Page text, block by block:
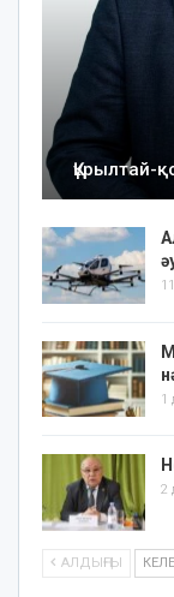
Құрылтай-
1
2
АЛДЫҢҒЫ